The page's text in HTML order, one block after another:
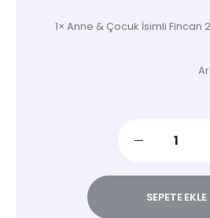
1× Anne & Çocuk İsimli Fincan 2
SEPETE EKLE